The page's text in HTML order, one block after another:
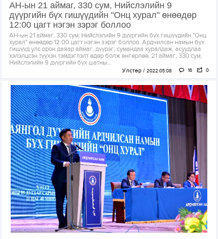
АН-ын 21 аймаг, 330 сум, Нийслэлийн 9
дүүргийн бүх гишүүдийн "Онц хурал" өнөөдөр
12:00 цагт нэгэн зэрэг боллоо
АН-ын 21 аймаг, 330 сум, Нийслэлийн 9 дүүргийн бүх гишүүдийн "Онц
хурал" өнөөдөр 12:00 цагт нэгэн зэрэг боллоо. Ардчилсан намын бүх
гишүүд улс орон даяар аймаг, дүүрэг, сумандаа хуралдаж, асуудлаа
хэлэлцсэн түүхэн тэмдэглэлт өдөр болж өнгөрлөө. 21 аймаг, 330 сум,
Нийслэлийн 9 дүүргийн бүх шатны...
Улстөр 2022.05.08 16 0